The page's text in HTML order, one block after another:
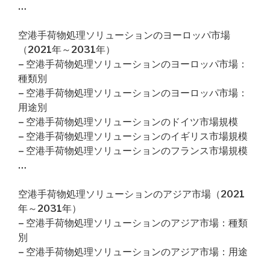
…
空港手荷物処理ソリューションのヨーロッパ市場
（2021年～2031年）
– 空港手荷物処理ソリューションのヨーロッパ市場：
種類別
– 空港手荷物処理ソリューションのヨーロッパ市場：
用途別
– 空港手荷物処理ソリューションのドイツ市場規模
– 空港手荷物処理ソリューションのイギリス市場規模
– 空港手荷物処理ソリューションのフランス市場規模
…
空港手荷物処理ソリューションのアジア市場（2021
年～2031年）
– 空港手荷物処理ソリューションのアジア市場：種類
別
– 空港手荷物処理ソリューションのアジア市場：用途